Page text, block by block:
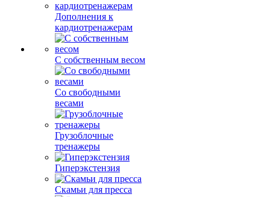
Дополнения к
кардиотренажерам
С собственным весом
Со свободными
весами
Грузоблочные
тренажеры
Гиперэкстензия
Скамьи для пресса